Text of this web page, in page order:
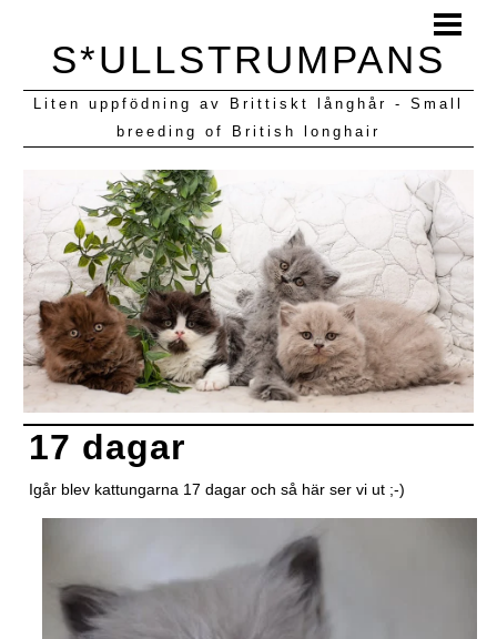
BLOGG
KULLAR VI HAFT
S*ULLSTRUMPANS
Liten uppfödning av Brittiskt långhår - Small
breeding of British longhair
17 dagar
Igår blev kattungarna 17 dagar och så här ser vi ut ;-)